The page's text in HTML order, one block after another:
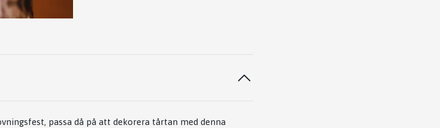
passa då på att dekorera tårtan med denna